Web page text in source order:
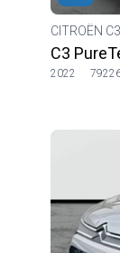
CITROËN C3
C3
2022